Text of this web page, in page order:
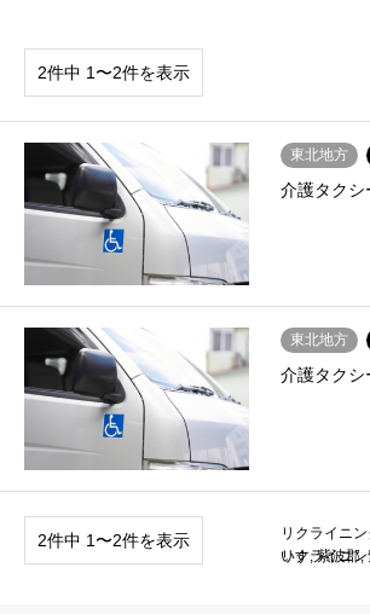
2件中 1〜2件を表示
東北地方
介護タクシ
リクライニ
いす,紫波郡,
東北地方
介護タクシ
リクライニ
2件中 1〜2件を表示